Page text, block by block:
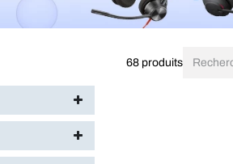
68 produits